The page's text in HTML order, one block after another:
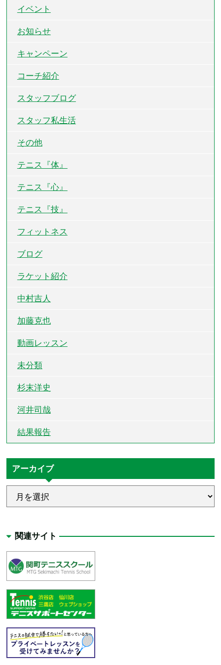
イベント
お知らせ
キャンペーン
コーチ紹介
スタッフブログ
スタッフ私生活
その他
テニス『体』
テニス『心』
テニス『技』
フィットネス
ブログ
ラケット紹介
中村吉人
加藤克也
動画レッスン
未分類
杉末洋史
河井司哉
結果報告
アーカイブ
関連サイト